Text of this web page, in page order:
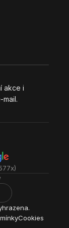
akce i
Cookies